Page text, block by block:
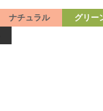
ナチュラル
グリー